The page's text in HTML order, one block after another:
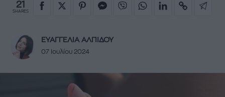
21
SHARES
ΕΥΑΓΓΕΛΙΑ ΑΛΠΙΔΟΥ
07 Ιουλίου 2024